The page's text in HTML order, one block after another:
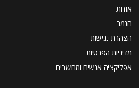
אודות
הנמר
הצהרת נגישות
מדיניות הפרטיות
אפליקציה אנשים ומחשבים